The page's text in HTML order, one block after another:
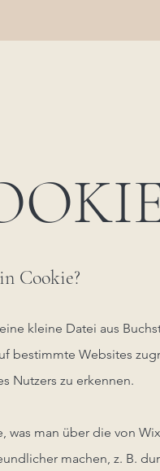
Cookie?
kleine Datei aus
bestimmte Websites
Nutzers zu erkennen.
was man über die von
machen, z. B.